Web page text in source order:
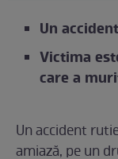
Un
Victima
care a
Un accident
amiază, pe un